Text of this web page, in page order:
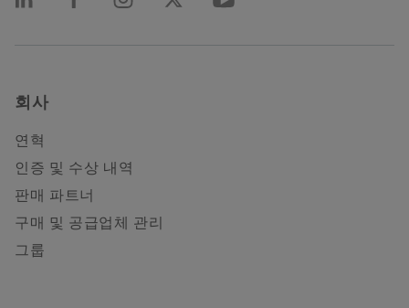
회사
연혁
인증 및 수상 내역
판매 파트너
구매 및 공급업체 관리
그룹